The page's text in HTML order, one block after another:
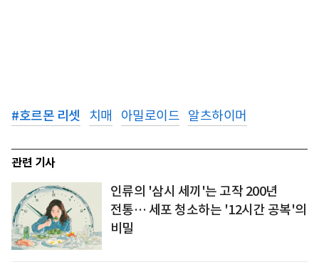
#호르몬 리셋 치매 아밀로이드 알츠하이머
관련 기사
인류의 '삼시 세끼'는 고작 200년
전통… 세포 청소하는 '12시간 공복'의
비밀